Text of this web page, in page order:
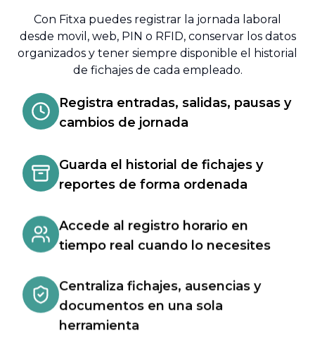
Con Fitxa puedes registrar la jornada laboral
desde movil, web, PIN o RFID, conservar los datos
organizados y tener siempre disponible el historial
de fichajes de cada empleado.
Registra entradas, salidas, pausas y
cambios de jornada
Guarda el historial de fichajes y
reportes de forma ordenada
Accede al registro horario en
tiempo real cuando lo necesites
Centraliza fichajes, ausencias y
documentos en una sola
herramienta